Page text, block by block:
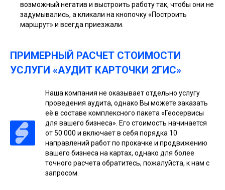
возможный негатив и выстроить работу так, чтобы они не
задумывались, а кликали на кнопочку «Построить
маршрут» и всегда приезжали.
ПРИМЕРНЫЙ РАСЧЕТ СТОИМОСТИ
УСЛУГИ «АУДИТ КАРТОЧКИ 2ГИС»
Наша компания не оказывает отдельно услугу
проведения аудита, однако Вы можете заказать
её в составе комплексного пакета «Геосервисы
для вашего бизнеса». Его стоимость начинается
от 50 000 и включает в себя порядка 10
направлений работ по прокачке и продвижению
вашего бизнеса на картах, однако для более
точного расчета обратитесь, пожалуйста, к нам с
запросом.